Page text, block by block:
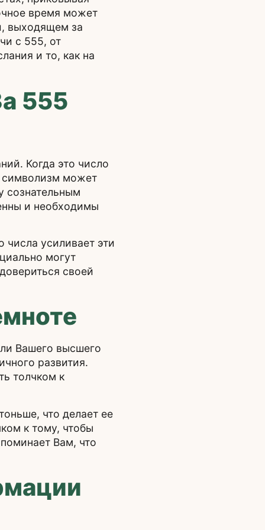
время может
выходящем за
с 555, от
и то, как на
555
Когда это число
символизм может
сознательным
и необходимы
усиливает эти
могут
своей
Вашего высшего
развития.
толчком к
что делает ее
к тому, чтобы
Вам, что